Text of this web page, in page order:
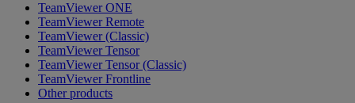
TeamViewer ONE
TeamViewer Remote
TeamViewer (Classic)
TeamViewer Tensor
TeamViewer Tensor (Classic)
TeamViewer Frontline
Other products